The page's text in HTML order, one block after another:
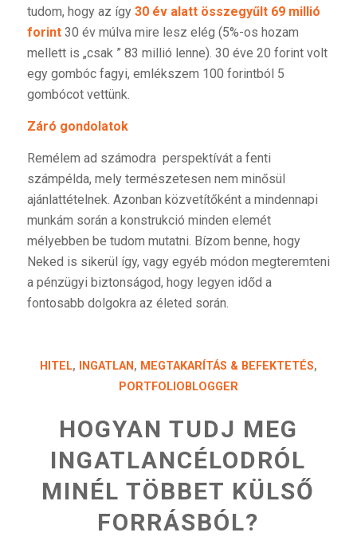
tudom, hogy az így 30 év alatt összegyűlt 69 millió
forint30 év múlva mire lesz elég (5%-os hozam
mellett is „csak ” 83 millió lenne). 30 éve 20 forint volt
egy gombóc fagyi, emlékszem 100 forintból 5
gombócot vettünk.
Záró gondolatok
Remélem ad számodra perspektívát a fenti
számpélda, mely természetesen nem minősül
ajánlattételnek. Azonban közvetítőként a mindennapi
munkám során a konstrukció minden elemét
mélyebben be tudom mutatni. Bízom benne, hogy
Neked is sikerül így, vagy egyéb módon megteremteni
a pénzügyi biztonságod, hogy legyen időd a
fontosabb dolgokra az életed során.
HITEL, INGATLAN , MEGTAKARÍTÁS & BEFEKTETÉS,
PORTFOLIOBLOGGER
HOGYAN TUDJ MEG
INGATLANCÉLODRÓL
MINÉL TÖBBET KÜLSŐ
FORRÁSBÓL?